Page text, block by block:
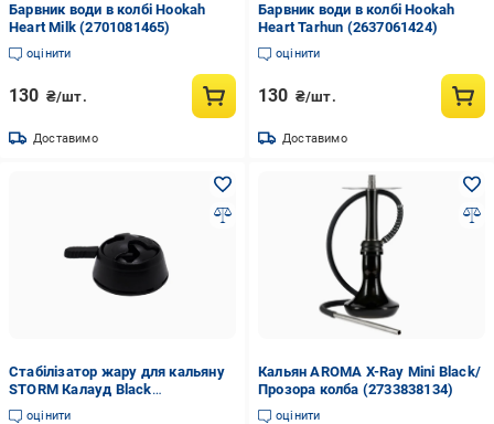
Барвник води в колбі Hookah
Heart Milk (2701081465)
оцінити
130 ₴/шт.
Доставимо
Барвник води в колбі Hookah
Heart Tarhun (2637061424)
оцінити
130 ₴/шт.
Доставимо
Стабілізатор жару для кальяну
STORM Калауд Black
(2727691414)
оцінити
Кальян AROMA X-Ray Mini Black/
Прозора колба (2733838134)
оцінити